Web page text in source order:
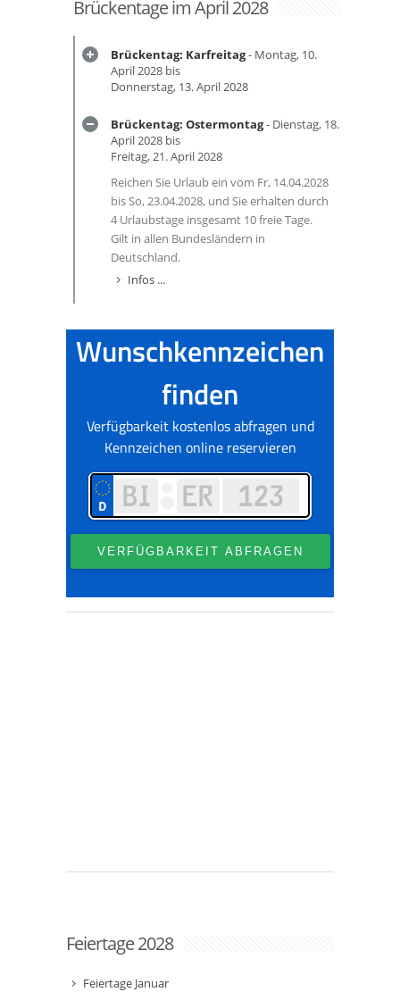
Brückentage im April 2028
Brückentag: Karfreitag- Montag, 10.
April 2028 bis
Donnerstag, 13. April 2028
Brückentag: Ostermontag- Dienstag, 18.
April 2028 bis
Freitag, 21. April 2028
Reichen Sie Urlaub ein vom Fr, 14.04.2028
bis So, 23.04.2028, und Sie erhalten durch
4 Urlaubstage insgesamt 10 freie Tage.
Gilt in allen Bundesländern in
Deutschland.
Infos ...
Feiertage 2028
Feiertage Januar